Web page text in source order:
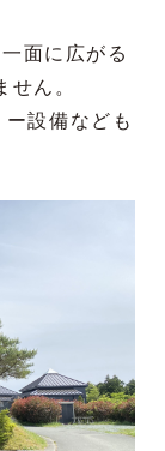
面に広がる
ん。
設備なども